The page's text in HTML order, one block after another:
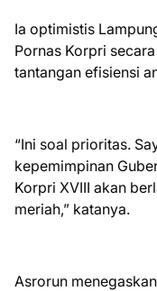
Ia optimistis
Pornas Korpri
tantangan efisiensi
“Ini soal prioritas.
kepemimpinan
Korpri XVIII akan
meriah,” katanya.
Asrorun